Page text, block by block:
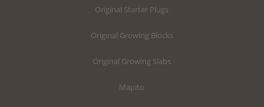
Original Starter Plugs
Original Growing Blocks
Original Growing Slabs
Mapito